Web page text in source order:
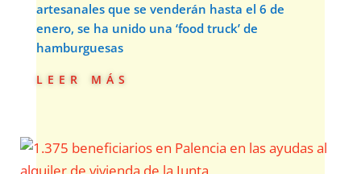
artesanales que se venderán hasta el 6 de
enero, se ha unido una ‘food truck’ de
hamburguesas
leer más